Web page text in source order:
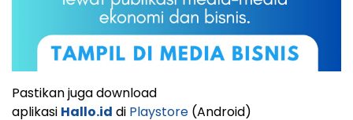
Pastikan juga download
aplikasi Hallo.id di Playstore (Android)